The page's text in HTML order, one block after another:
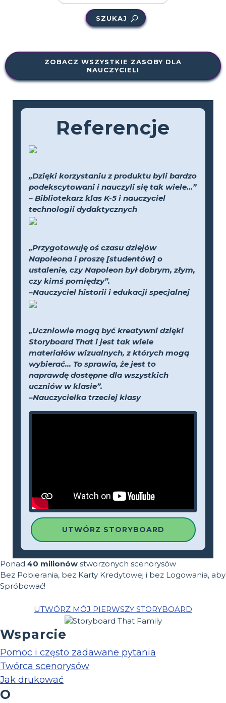
SZUKAJ
ZOBACZ WSZYSTKIE ZASOBY DLA
NAUCZYCIELI
Referencje
„Dzięki korzystaniu z produktu byli bardzo
podekscytowani i nauczyli się tak wiele...”
– Bibliotekarz klas K-5 i nauczyciel
technologii dydaktycznych
„Przygotowuję oś czasu dziejów
Napoleona i proszę [studentów] o
ustalenie, czy Napoleon był dobrym, złym,
czy kimś pomiędzy”.
–Nauczyciel historii i edukacji specjalnej
„Uczniowie mogą być kreatywni dzięki
Storyboard That i jest tak wiele
materiałów wizualnych, z których mogą
wybierać... To sprawia, że jest to
naprawdę dostępne dla wszystkich
uczniów w klasie”.
–Nauczycielka trzeciej klasy
UTWÓRZ STORYBOARD
Ponad 40 milionów stworzonych scenorysów
Bez Pobierania, bez Karty Kredytowej i bez Logowania, aby
Spróbować!
UTWÓRZ MÓJ PIERWSZY STORYBOARD
Wsparcie
Pomoc i często zadawane pytania
Twórca scenorysów
Jak drukować
O